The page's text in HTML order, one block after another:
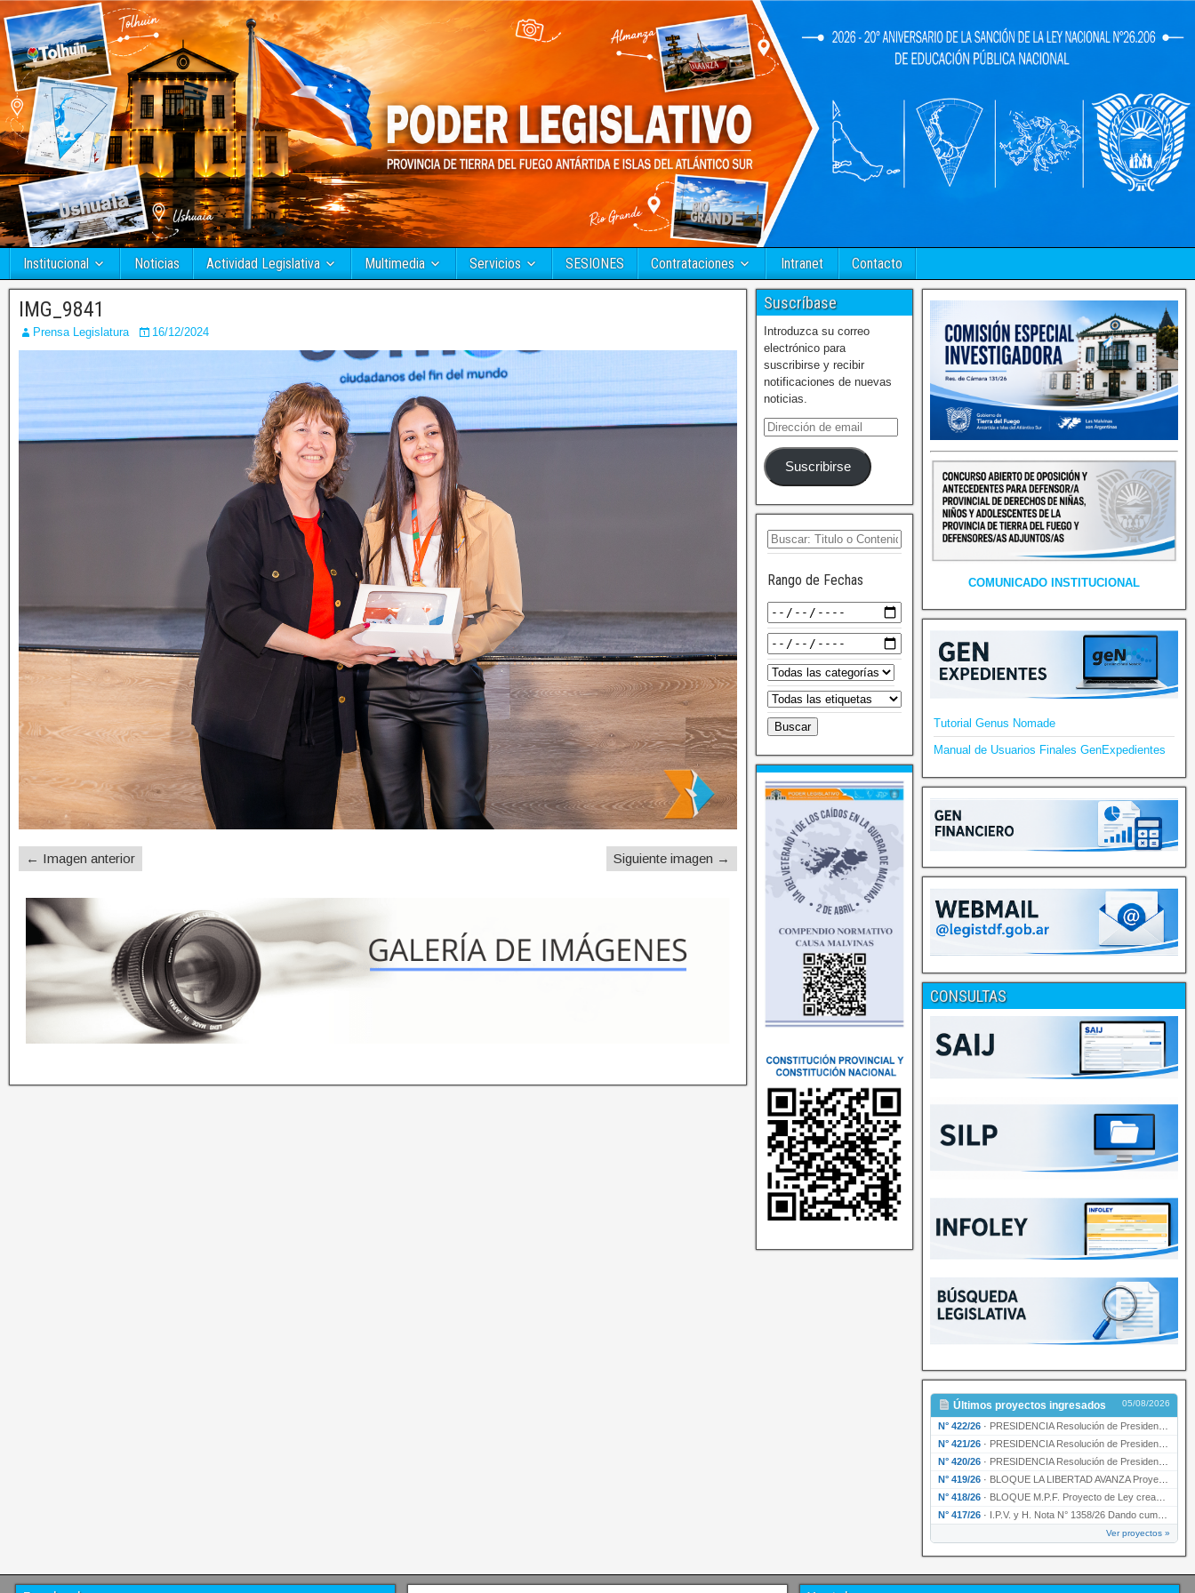
Institucional Noticias Actividad Legislativa Multimedia Servicios SESIONES Contrataciones Intranet Contacto
IMG_9841
Prensa Legislatura 16/12/2024
← Imagen anterior Siguiente imagen →
Suscríbase
Introduzca su correo
electrónico para
suscribirse y recibir
notificaciones de nuevas
noticias.
Suscribirse
Rango de Fechas COMUNICADO INSTITUCIONAL
Tutorial Genus Nomade
Manual de Usuarios Finales GenExpedientes
CONSULTAS
Últimos proyectos ingresados 05/08/2026
N° 422/26 · PRESIDENCIA Resolución de Presidencia N° 200/26 para su ratificación.
N° 421/26 · PRESIDENCIA Resolución de Presidencia N° 199/26 para su ratificación.
N° 420/26 · PRESIDENCIA Resolución de Presidencia N° 198/26 para su ratificación.
N° 419/26 · BLOQUE LA LIBERTAD AVANZA Proyecto de Ley declarando la esencialidad del servicio educativ…
N° 418/26 · BLOQUE M.P.F. Proyecto de Ley creando el Ente Único Regulador de servicios públicos de la …
N° 417/26 · I.P.V. y H. Nota N° 1358/26 Dando cumplimiento al artículo 29 de la Ley provincial N° 1399…
Ver proyectos »